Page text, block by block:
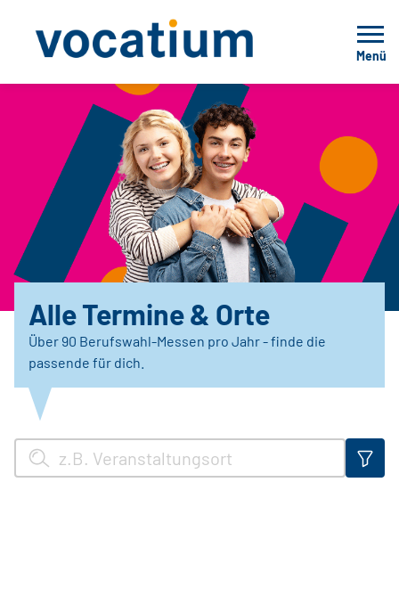
Menü
Alle Termine & Orte
Über 90 Berufswahl-Messen pro Jahr - finde die
passende für dich.